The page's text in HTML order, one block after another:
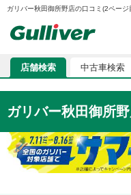
ガリバー秋田御所野店の口コミ(2ページ
店舗検索 中古車検索
ガリバー秋田御所